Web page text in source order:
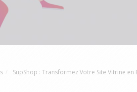
SupShop : Transformez Votre Site Vitrine en